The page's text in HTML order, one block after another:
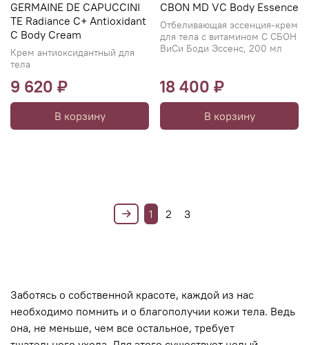
GERMAINE DE CAPUCCINI
TE Radiance C+ Antioxidant
C Body Cream
Крем антиоксидантный для
тела
9 620 ₽
В корзину
CBON MD VC Body Essence
Отбеливающая эссенция-крем
для тела с витамином C СБОН
ВиСи Боди Эссенс, 200 мл
18 400 ₽
В корзину
1 2 3
Заботясь о собственной красоте, каждой из нас
необходимо помнить и о благополучии кожи тела. Ведь
она, не меньше, чем все остальное, требует